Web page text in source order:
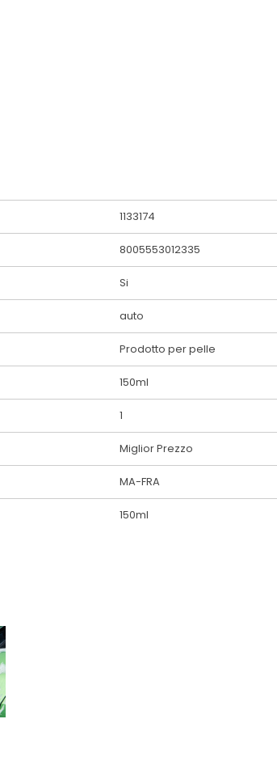
1133174
8005553012335
Si
auto
Prodotto per pelle
150ml
1
Miglior Prezzo
MA-FRA
150ml